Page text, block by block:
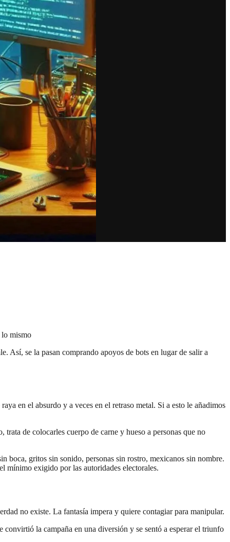
lo mismo
Así, se la pasan comprando apoyos de bots en lugar de salir a
en el absurdo y a veces en el retraso metal. Si a esto le añadimos
de colocarles cuerpo de carne y hueso a personas que no
boca, gritos sin sonido, personas sin rostro, mexicanos sin nombre.
mínimo exigido por las autoridades electorales.
no existe. La fantasía impera y quiere contagiar para manipular.
la campaña en una diversión y se sentó a esperar el triunfo